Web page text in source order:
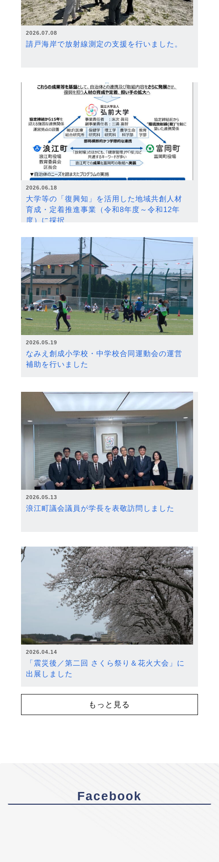
2026.07.08
請戸海岸で放射線測定の支援を行いました。
2026.06.18
大学等の「復興知」を活用した地域共創人材
育成・定着推進事業（令和8年度～令和12年
度）に採択
2026.05.19
なみえ創成小学校・中学校合同運動会の運営
補助を行いました
2026.05.13
浪江町議会議員が学長を表敬訪問しました
2026.04.14
「震災後／第二回 さくら祭り＆花火大会」に
出展しました
もっと見る
Facebook